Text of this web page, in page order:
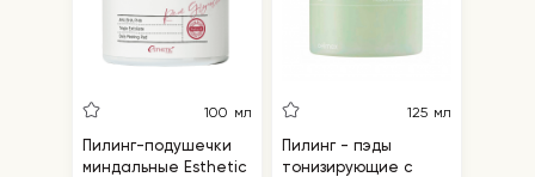
100 мл
Пилинг-подушечки
миндальные Esthetic
125 мл
Пилинг - пэды
тонизирующие с